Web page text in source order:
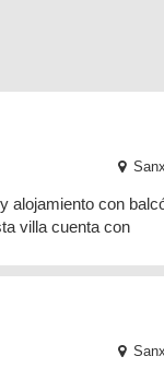
alojamiento con
villa cuenta con